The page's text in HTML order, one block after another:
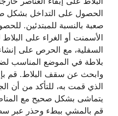
الحصول على التداخل بشكل
صعبة بالنسبة للمبتدئين.
الأسمنت أو الغراء على البلاط
السفلية، مع الحرص على
بلاطة في الموضع المناسب
وابحث عن سقف البلاط. قم
الذي قمت به، للتأكد من أن
يتماشى بشكل صحيح مع
قم بالمشي ببطء وحذر عبر